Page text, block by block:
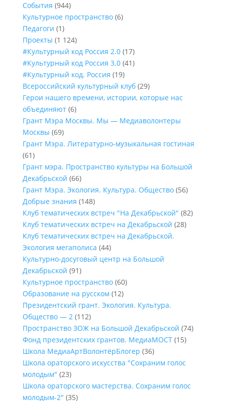
События (944)
Культурное пространство(6)
Педагоги (1)
Проекты (1 124)
#Культурный код Россия 2.0(17)
#Культурный код Россия 3.0(41)
#Культурный код. Россия (19)
Всероссийский культурный клуб(29)
Герои нашего времени, истории, которые нас
объединяют(6)
Грант Мэра Москвы. Мы — Медиаволонтеры
Москвы (69)
Грант Мэра. Литературно-музыкальная гостиная
(61)
Грант мэра. Пространство культуры на Большой
Декабрьской (66)
Грант Мэра. Экология. Культура. Общество(56)
Добрые знания (148)
Клуб тематических встреч "На Декабрьской" (82)
Клуб тематических встреч на Декабрьской (28)
Клуб тематических встреч на Декабрьской.
Экология мегаполиса (44)
Культурно-досуговый центр на Большой
Декабрьской (91)
Культурное пространство(60)
Образование на русском (12)
Президентский грант. Экология. Культура.
Общество — 2(112)
Пространство ЗОЖ на Большой Декабрьской (74)
Фонд президентских грантов. МедиаМОСТ(15)
Школа МедиаАртВолонтёрБлогер (36)
Школа ораторского искусства "Сохраним голос
молодым" (23)
Школа ораторского мастерства. Сохраним голос
молодым-2" (35)